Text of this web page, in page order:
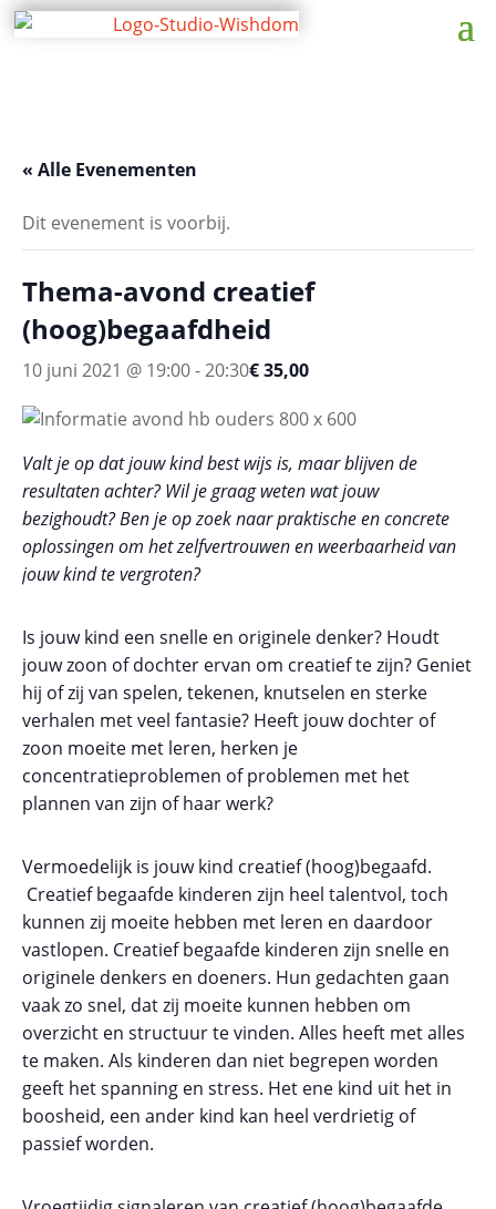
« Alle Evenementen
Dit evenement is voorbij.
Thema-avond creatief
(hoog)begaafdheid
10 juni 2021 @ 19:00-20:30€ 35,00
Valt je op dat jouw kind best wijs is, maar blijven de
resultaten achter? Wil je graag weten wat jouw
bezighoudt?Ben je op zoek naar praktische en concrete
oplossingen om het zelfvertrouwen en weerbaarheid van
jouw kind te vergroten?
Is jouw kind een snelle en originele denker? Houdt
jouw zoon of dochter ervan om creatief te zijn? Geniet
hij of zij van spelen, tekenen, knutselen en sterke
verhalen met veel fantasie? Heeft jouw dochter of
zoon moeite met leren, herken je
concentratieproblemen of problemen met het
plannen van zijn of haar werk?
Vermoedelijk is jouw kind creatief (hoog)begaafd.
Creatief begaafde kinderen zijn heel talentvol, toch
kunnen zij moeite hebben met leren en daardoor
vastlopen. Creatief begaafde kinderen zijn snelle en
originele denkers en doeners. Hun gedachten gaan
vaak zo snel, dat zij moeite kunnen hebben om
overzicht en structuur te vinden. Alles heeft met alles
te maken. Als kinderen dan niet begrepen worden
geeft het spanning en stress. Het ene kind uit het in
boosheid, een ander kind kan heel verdrietig of
passief worden.